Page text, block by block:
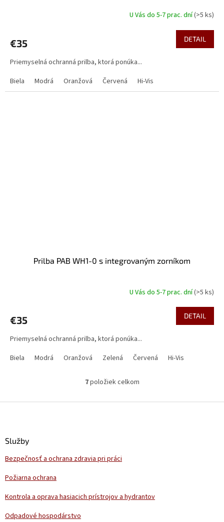
U Vás do 5-7 prac. dní(>5 ks)
€35 DETAIL
Priemyselná ochranná prilba, ktorá ponúka...
Biela
Modrá Oranžová Červená Hi-Vis
Prilba PAB WH1-0 s integrovaným zorníkom
U Vás do 5-7 prac. dní(>5 ks)
€35 DETAIL
Priemyselná ochranná prilba, ktorá ponúka...
Biela
Modrá Oranžová Zelená Červená Hi-Vis
O
l
e
k
7položiek celkom
Služby
Bezpečnosť a ochrana zdravia pri práci
Požiarna ochrana
Kontrola a oprava hasiacich prístrojov a hydrantov
Odpadové hospodárstvo